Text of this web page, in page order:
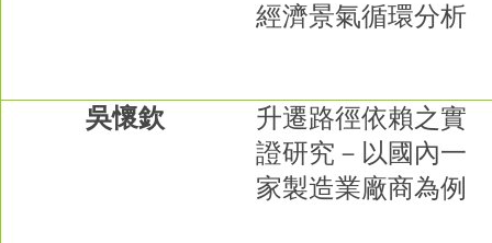
經濟景氣循環分析
吳懷欽
升遷路徑依賴之實
證研究－以國內一
家製造業廠商為例